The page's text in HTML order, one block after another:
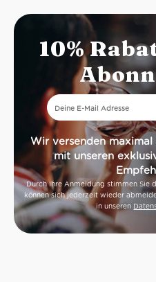
10%
Wir versenden
mit unseren
Durch Ihre Anmeldung stimmen Sie
können sich jederzeit wieder
in unseren